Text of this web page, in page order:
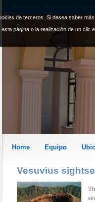
de terceros. Si desea saber
página o la realización de un
Home Equipo
Vesuvius